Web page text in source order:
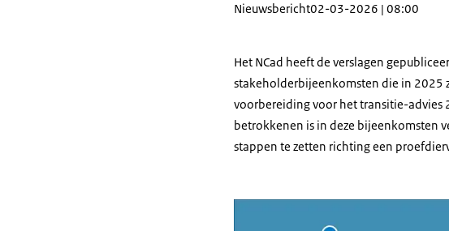
Nieuwsbericht02-03-2026 | 08:00
Het NCad heeft de verslagen
stakeholderbijeenkomsten die in 2025
voorbereiding voor het transitie-advies
betrokkenen is in deze bijeenkomsten
stappen te zetten richting een